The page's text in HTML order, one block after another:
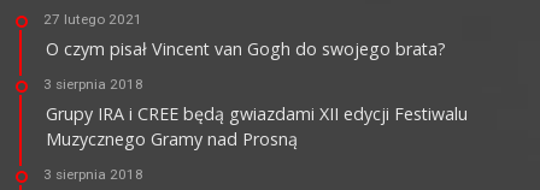
27 lutego 2021
O czym pisał Vincent van Gogh do swojego brata?
3 sierpnia 2018
Grupy IRA i CREE będą gwiazdami XII edycji Festiwalu
Muzycznego Gramy nad Prosną
3 sierpnia 2018